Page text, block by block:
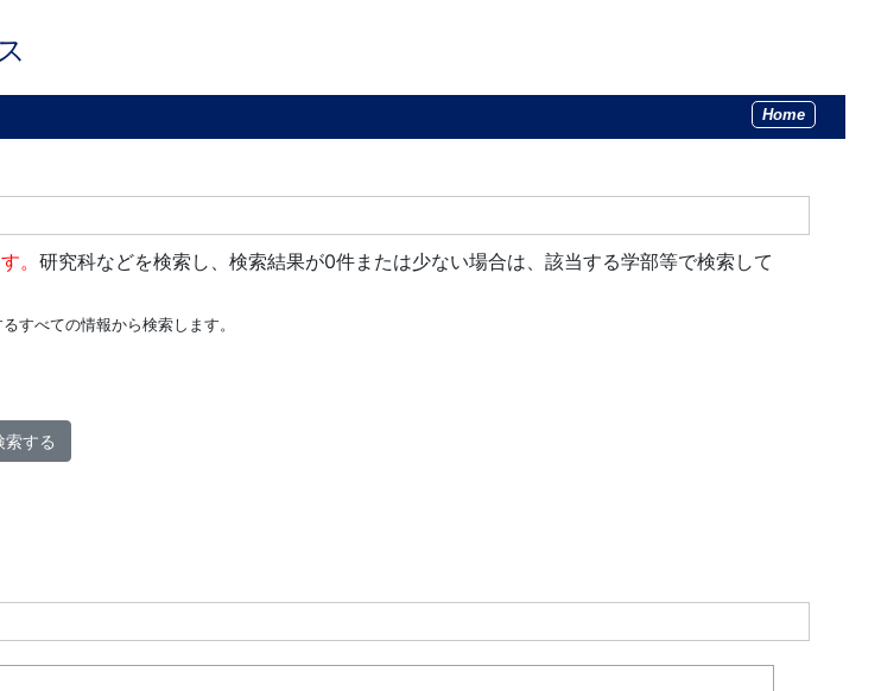
Home
。 研究科などを検索し、検索結果が0件または少ない場合は、該当する学部等で検索して
すべての情報から検索します。
索する